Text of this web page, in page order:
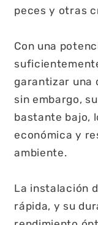
peces y otras
Con una
garantizar una
sin embargo,
bastante bajo,
económica y
ambiente.
La instalación
rápida, y su